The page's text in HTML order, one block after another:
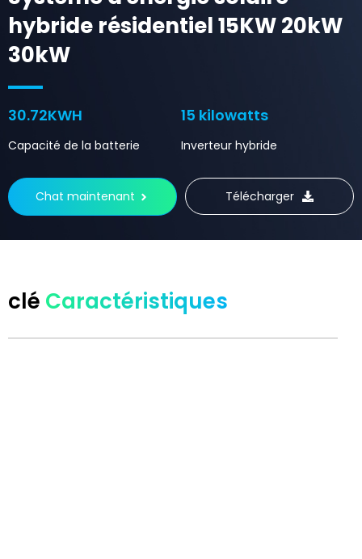
hybride résidentiel 15KW 20kW
30kW
30.72KWH
Capacité de la batterie
15 kilowatts
Inverteur hybride
Chat maintenant Télécharger
clé Caractéristiques